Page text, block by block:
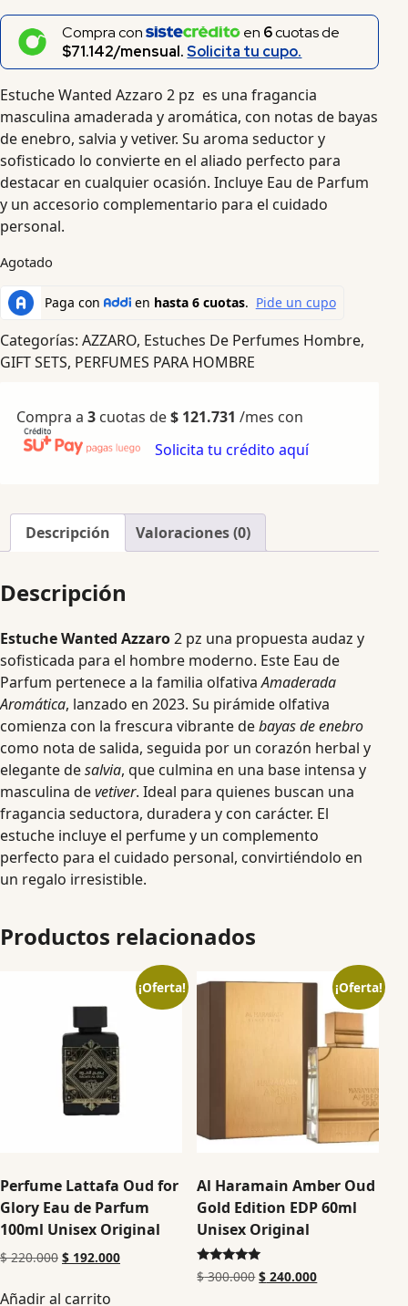
Compra con en 6cuotas de
$71.142/mensual.Solicita tu cupo.
Estuche Wanted Azzaro 2 pz es una fragancia
masculina amaderada y aromática, con notas de bayas
de enebro, salvia y vetiver. Su aroma seductor y
sofisticado lo convierte en el aliado perfecto para
destacar en cualquier ocasión. Incluye Eau de Parfum
y un accesorio complementario para el cuidado
personal.
Agotado
Categorías: AZZARO, Estuches De Perfumes Hombre,
GIFT SETS, PERFUMES PARA HOMBRE
Compra a 3 cuotas de$ 121.731 /mes con
Solicita tu crédito aquí
Descripción Valoraciones (0)
Descripción
Estuche Wanted Azzaro2 pz una propuesta audaz y
sofisticada para el hombre moderno. Este Eau de
Parfum pertenece a la familia olfativaAmaderada
Aromática, lanzado en 2023. Su pirámide olfativa
comienza con la frescura vibrante debayas de enebro
como nota de salida, seguida por un corazón herbal y
elegante desalvia, que culmina en una base intensa y
masculina devetiver. Ideal para quienes buscan una
fragancia seductora, duradera y con carácter. El
estuche incluye el perfume y un complemento
perfecto para el cuidado personal, convirtiéndolo en
un regalo irresistible.
Productos relacionados
¡Oferta!
Perfume Lattafa Oud for
Glory Eau de Parfum
100ml Unisex Original
$220.000 $ 192.000
Añadir al carrito
¡Oferta!
Al Haramain Amber Oud
Gold Edition EDP 60ml
Unisex Original
Valorado en
5.00
$300.000 $ 240.000